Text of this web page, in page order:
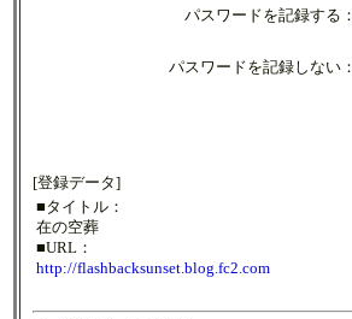
パスワードを記録する：
パスワードを記録しない：
[登録データ]
■タイトル：
在の空葬
■URL：
http://flashbacksunset.blog.fc2.com